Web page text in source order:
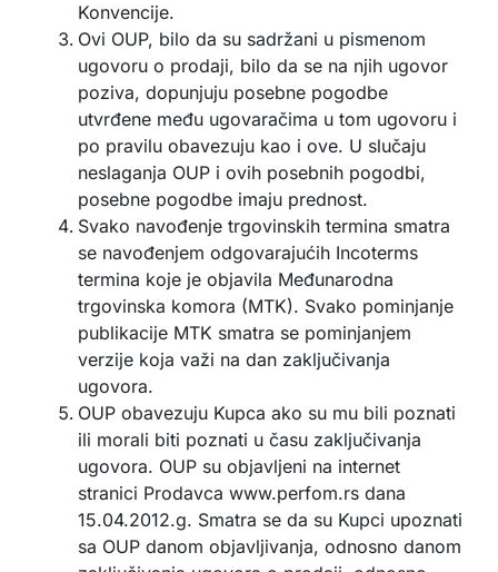
Konvencije.
Ovi OUP, bilo da su sadržani u pismenom
ugovoru o prodaji, bilo da se na njih ugovor
poziva, dopunjuju posebne pogodbe
utvrđene među ugovaračima u tom ugovoru i
po pravilu obavezuju kao i ove. U slučaju
neslaganja OUP i ovih posebnih pogodbi,
posebne pogodbe imaju prednost.
Svako navođenje trgovinskih termina smatra
se navođenjem odgovarajućih Incoterms
termina koje je objavila Međunarodna
trgovinska komora (MTK). Svako pominjanje
publikacije MTK smatra se pominjanjem
verzije koja važi na dan zaključivanja
ugovora.
OUP obavezuju Kupca ako su mu bili poznati
ili morali biti poznati u času zaključivanja
ugovora. OUP su objavljeni na internet
stranici Prodavca www.perfom.rs dana
15.04.2012.g. Smatra se da su Kupci upoznati
sa OUP danom objavljivanja, odnosno danom